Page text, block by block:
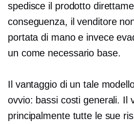
spedisce il prodotto
conseguenza, il venditore
portata di mano e invece
un come necessario base.
Il vantaggio di un tale
ovvio: bassi costi generali. Il
principalmente tutte le sue